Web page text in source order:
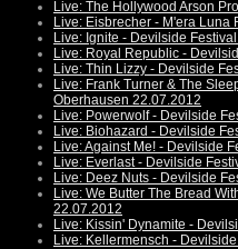
Live: The Hollywood Arson
Live: Eisbrecher - M'era Luna
Live: Ignite - Devilside
Live: Royal Republic -
Live: Thin Lizzy - Devilside
Live: Frank Turner & The
Oberhausen 22.07.2012
Live: Powerwolf - Devilside
Live: Biohazard - Devilside
Live: Against Me! - Devilside
Live: Everlast - Devilside
Live: Deez Nuts - Devilside
Live: We Butter The Bread
22.07.2012
Live: Kissin' Dynamite -
Live: Kellermensch -